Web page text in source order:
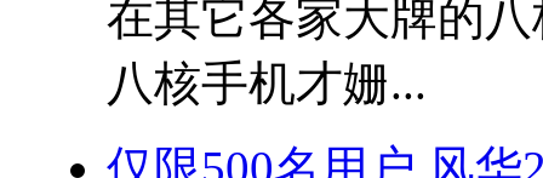
在其它各家大牌的
八核手机才姗...